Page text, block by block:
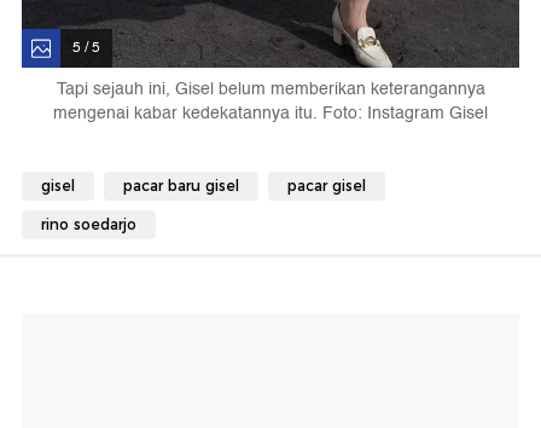
5 / 5
Tapi sejauh ini, Gisel belum memberikan keterangannya
mengenai kabar kedekatannya itu. Foto: Instagram Gisel
gisel pacar baru gisel pacar gisel
rino soedarjo